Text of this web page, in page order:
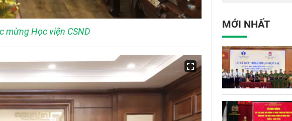
mừng Học viện CSND
Bản tại Việt
MỚI NHẤT